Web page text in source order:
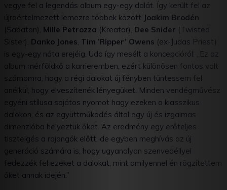
vegye fel a legendás album egy-egy dalát. Így került fel az
újraértelmezett lemezre többek között Joakim Brodén
(Sabaton), Mille Petrozza (Kreator), Dee Snider (Twisted
Sister), Danko Jones, Tim ’Ripper’ Owens (ex-Judas Priest)
is egy-egy nóta erejéig. Udo így mesélt a koncepcióról: „Ez az
album mérföldkő a karrieremben, ezért különösen fontos volt
számomra, hogy a régi dalokat új fényben tüntessem fel
anélkül, hogy elveszítenék lényegüket. Minden vendégművész
egyéni stílusa sajátos nyomot hagy ezeken a klasszikus
dalokon, és az együttműködés által egy új és izgalmas
dimenzióba helyeztük őket. Az eredmény egy erőteljes
tisztelgés a rajongók előtt, de egyben meghívás az új
generáció számára is, hogy ugyanolyan szenvedéllyel
fedezzék fel ezeket a dalokat, mint amilyennel én rögzítettem
őket annak idején.”